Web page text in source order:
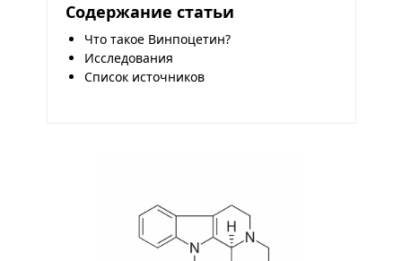
Содержание статьи
Что такое Винпоцетин?
Исследования
Список источников